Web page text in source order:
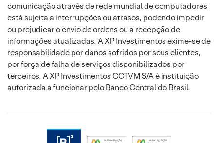
comunicação através de rede mundial de computadores
está sujeita a interrupções ou atrasos, podendo impedir
ou prejudicar o envio de ordens ou a recepção de
informações atualizadas. A XP Investimentos exime-se de
responsabilidade por danos sofridos por seus clientes,
por força de falha de serviços disponibilizados por
terceiros. A XP Investimentos CCTVM S/A é instituição
autorizada a funcionar pelo Banco Central do Brasil.